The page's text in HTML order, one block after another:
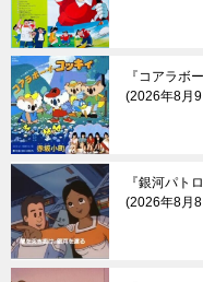
『コアラボ
2026年8月
『銀河パト
2026年8月